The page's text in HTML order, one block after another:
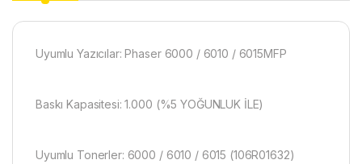
Uyumlu Yazıcılar: Phaser 6000 / 6010 / 6015MFP
Baskı Kapasitesi: 1.000 (%5 YOĞUNLUK İLE)
Uyumlu Tonerler: 6000 / 6010 / 6015 (106R01632)